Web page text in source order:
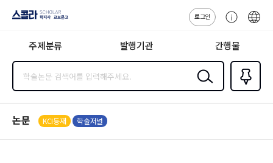
지사·교보문고
로그인
센
주제분류 발행기관 간행물
검색
즐겨찾
기0
논문 KCI등재 학술저널